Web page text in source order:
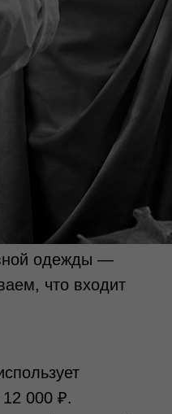
одежды —
что входит
000 ₽.